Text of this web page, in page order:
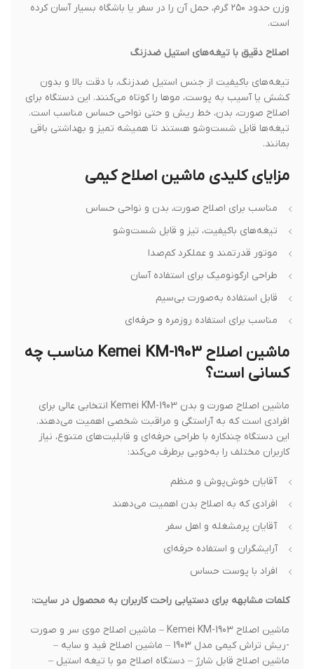
وزن حدود ۲۵۰ گرم، حمل آن را در سفر یا باشگاه بسیار آسان کرده
است.
اصلاح دقیق با تیغه‌های استیل ضدزنگ
تیغه‌های باکیفیت از جنس استیل ضدزنگ، با دقت بالا و بدون
کشش یا آسیب به پوست، موها را کوتاه می‌کنند. این دستگاه برای
اصلاح صورت، بدن، خط ریش و حتی نواحی حساس مناسب است.
تیغه‌ها قابل شست‌وشو هستند تا همیشه تمیز و بهداشتی باقی
بمانند.
مزایای کلیدی ماشین اصلاح کیمی
مناسب برای اصلاح صورت، بدن و نواحی حساس
تیغه‌های باکیفیت، تیز و قابل شست‌وشو
موتور قدرتمند و عملکرد کم‌صدا
طراحی ارگونومیک برای استفاده آسان
قابل استفاده به‌صورت بی‌سیم
مناسب برای استفاده روزمره و حرفه‌ای
ماشین اصلاح Kemei KM-1903 مناسب چه
کسانی است؟
ماشین اصلاح صورت و بدن Kemei KM-1903 انتخابی عالی برای
افرادی است که به آراستگی و مراقبت شخصی اهمیت می‌دهند.
این دستگاه چندکاره با طراحی حرفه‌ای و قابلیت‌های متنوع، نیاز
کاربران مختلف را به‌خوبی برطرف می‌کند:
آقایان خوش‌پوش و منظم
افرادی که به اصلاح بدن اهمیت می‌دهند
آقایان پرمشغله و اهل سفر
آرایشگران و استفاده حرفه‌ای
افراد با پوست حساس
کلمات مشابهه برای دستیابی راحت کاربران به محصول در سایت:
ماشین اصلاح Kemei KM-1903 – ماشین اصلاح موی سر و صورت
-ریش تراش کیمی مدل 1903 – ماشین اصلاح فید و سایه –
ماشین اصلاح قابل شارژ – دستگاه اصلاح مو با تیغه استیل –